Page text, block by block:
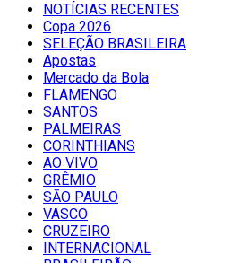
NOTÍCIAS RECENTES
Copa 2026
SELEÇÃO BRASILEIRA
Apostas
Mercado da Bola
FLAMENGO
SANTOS
PALMEIRAS
CORINTHIANS
AO VIVO
GRÊMIO
SĀO PAULO
VASCO
CRUZEIRO
INTERNACIONAL